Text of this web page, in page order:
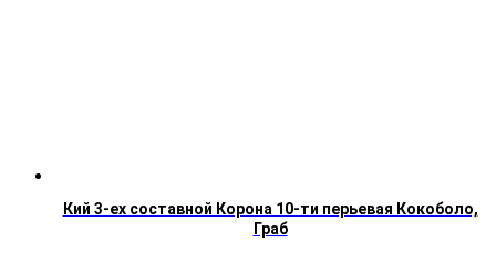
Кий 3-ех составной Корона 10-ти перьевая Кокоболо,
Граб